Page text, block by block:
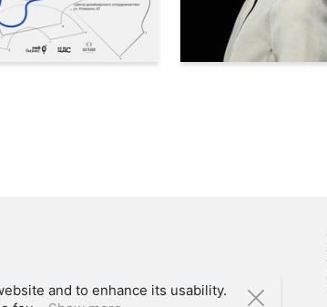
Ermakovishna 48 Anzor Kankulov
and to enhance its usability.